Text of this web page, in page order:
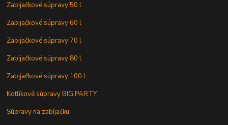
Zabijačkové súpravy 50 l
Zabijačkové súpravy 60 l
Zabijačkové súpravy 70 l
Zabijačkové súpravy 80 l
Zabijačkové súpravy 100 l
Kotlíkové súpravy BIG PARTY
Súpravy na zabíjačku